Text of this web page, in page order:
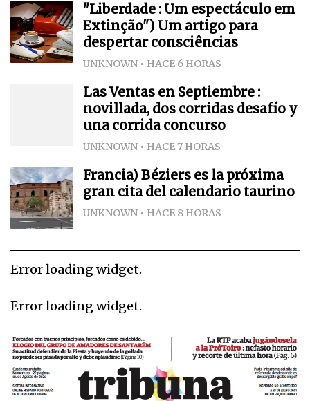
"Liberdade : Um espectáculo em
Extinção") Um artigo para
despertar consciências
UNKNOWN HACE 6 HORAS
Las Ventas en Septiembre :
novillada, dos corridas desafío y
una corrida concurso
UNKNOWN HACE 7 HORAS
Francia) Béziers es la próxima
gran cita del calendario taurino
UNKNOWN HACE 8 HORAS
Error loading widget.
Error loading widget.